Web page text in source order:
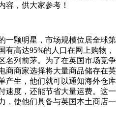
容，供大家参考！
一颗明星，市场规模位居全球第
有高达95%的人口在网上购物，
名列前茅。为了在英国市场竞争
商商家选择将大量商品储存在英
产生，他们就可以通知海外仓库
速度，还能节省大量运费。这一
，使他们具备与英国本土商店一